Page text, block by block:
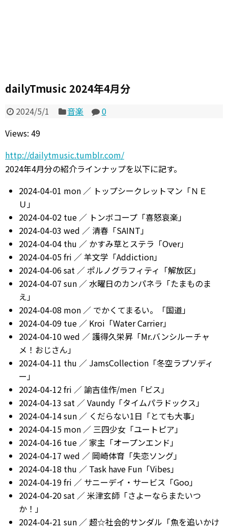
dailyTmusic 2024年4月分
2024/5/1 音楽
0
Views: 49
http://dailytmusic.tumblr.com/
2024年4月分の紹介ラインナップを以下に記す。
2024-04-01 mon ／ トップシークレットマン「ＮＥ
Ｕ」
2024-04-02 tue ／ トンボコープ「喜怒哀楽」
2024-04-03 wed ／ 清春「SAINT」
2024-04-04 thu ／ かすみ草とステラ「Over」
2024-04-05 fri ／ 羊文学「Addiction」
2024-04-06 sat ／ ポルノグラフィティ「解放区」
2024-04-07 sun ／ 水曜日のカンパネラ「たまものま
え」
2024-04-08 mon ／ でかくてまるい。「国道」
2024-04-09 tue ／ Kroi「Water Carrier」
2024-04-10 wed ／ 護得久栄昇「Mr.バンシルーチャ
メ！おじさん」
2024-04-11 thu ／ JamsCollection「冬空ラプソディ
ー」
2024-04-12 fri ／ 諭吉佳作/men「ビス」
2024-04-13 sat ／ Vaundy「タイムパラドックス」
2024-04-14 sun ／ くだらない1日「とても大事」
2024-04-15 mon ／ 三四少女「ユートピア」
2024-04-16 tue ／ 家主「オープンエンド」
2024-04-17 wed ／ 岡崎体育「失恋ソング」
2024-04-18 thu ／ Task have Fun「Vibes」
2024-04-19 fri ／ サニーデイ・サービス「Goo」
2024-04-20 sat ／ 米津玄師「さよーならまたいつ
か！」
2024-04-21 sun ／ 超☆社会的サンダル「魚を追いかけ